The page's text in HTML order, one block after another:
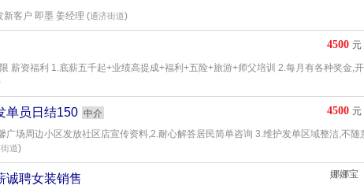
新客户 即墨 姜经理 (通济街道)
4500 元
薪资福利 1.底薪五千起+业绩高提成+福利+五险+旅游+师父培训 2.每月有各种奖金,
单员日结150 中介 4500 元
场周边小区发放社区店宣传资料,2.耐心解答居民简单咨询 3.维护发单区域整洁,不随
道)
诚聘女装销售 娜娜宝